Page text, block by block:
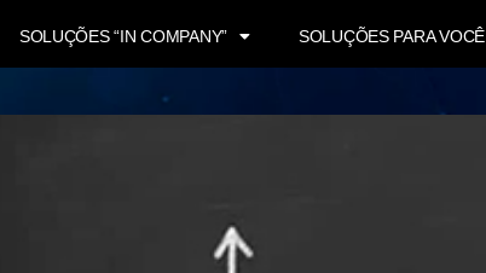
SOLUÇÕES “IN COMPANY” SOLUÇÕES PARA VOCÊ